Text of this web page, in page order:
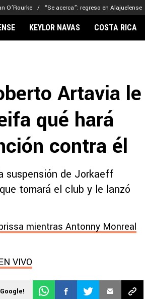
O’Rourke “Se acerca”: regreso en Alajuelense
Alajuelense
Comunicaciones
Municipal
Olimpia
Real Estelí
Noticias
Real Madrid
KEYLOR NAVAS COSTA RICA
Artavia le
qué hará
contra él
suspensión de Jorkaeff
tomará el club y le lanzó
mientras Antonny Monreal
VIVO